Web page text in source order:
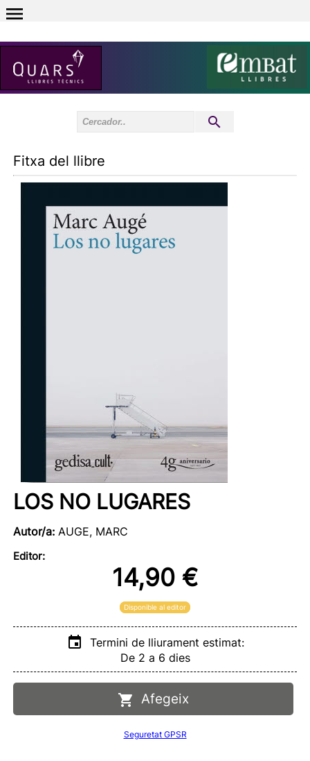
Inici sessió 0
Fitxa del llibre
LOS NO LUGARES
Autor/a:AUGE, MARC
Editor:
14,90 €
Disponible al editor
Termini de lliurament estimat:
De 2 a 6 dies
Afegeix
Seguretat GPSR